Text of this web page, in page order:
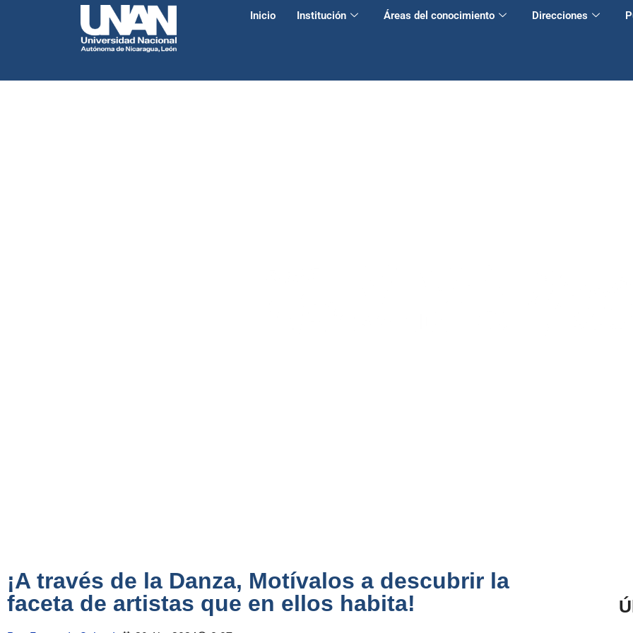
Inicio Institución Áreas del conocimiento Direcciones
¡A través de la Danza, Motívalos a descubrir la
faceta de artistas que en ellos habita!